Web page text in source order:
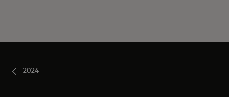
2024